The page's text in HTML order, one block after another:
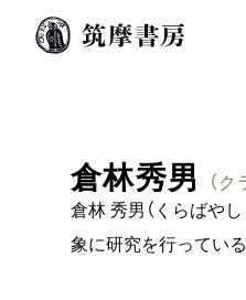
倉林秀男
（
倉林 秀男（くらばや
象に研究を行ってい